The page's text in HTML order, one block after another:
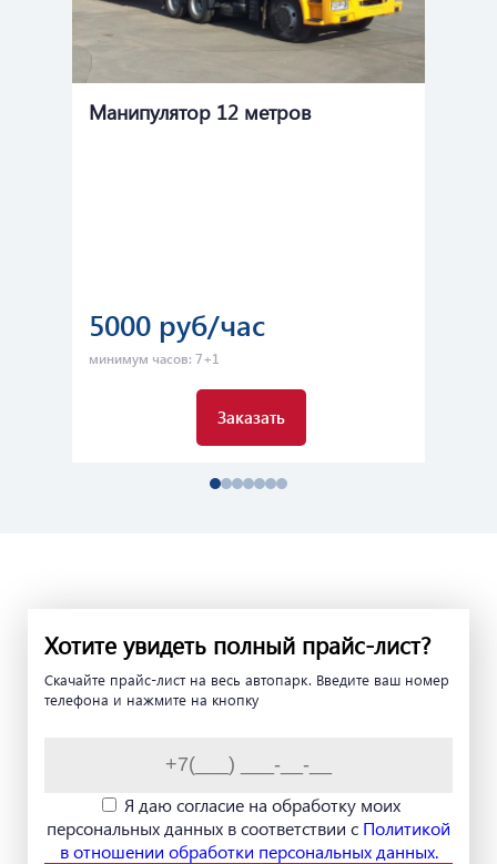
Манипулятор 12 метров
5000 руб/час
минимум часов: 7+1
Заказать
Хотите увидеть полный прайс-лист?
Скачайте прайс-лист на весь автопарк. Введите ваш номер
телефона и нажмите на кнопку
Я даю согласие на обработку моих
персональных данных в соответствии с Политикой
в отношении обработки персональных данных.